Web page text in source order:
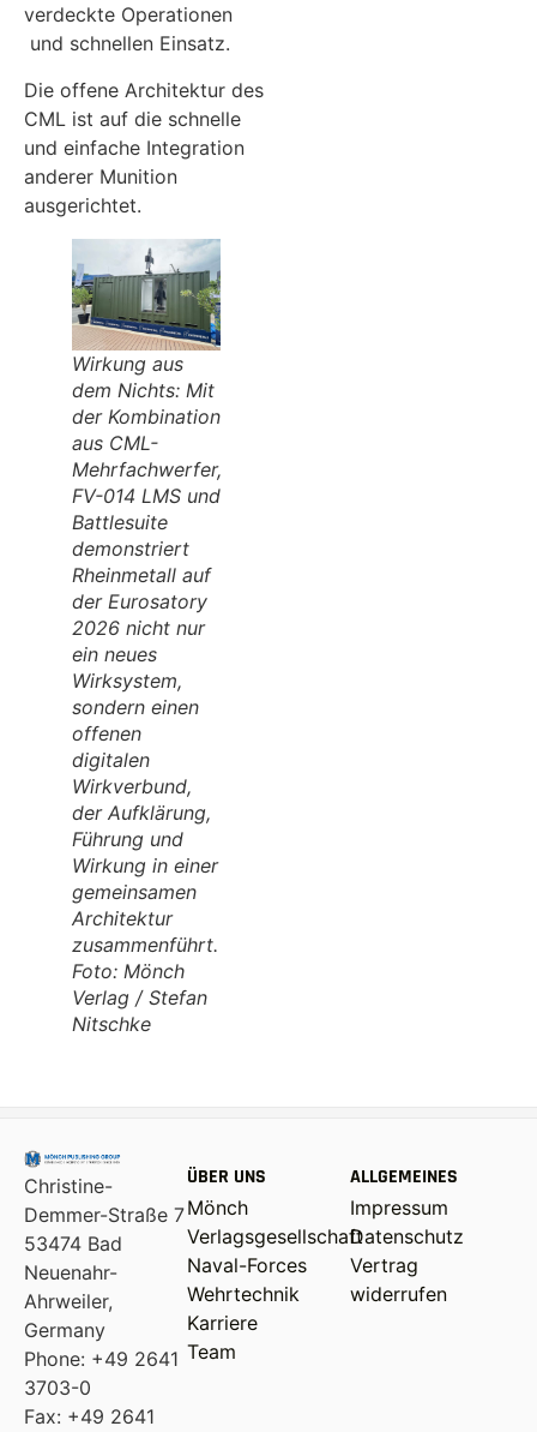
verdeckte Operationen
und schnellen Einsatz.
Die offene Architektur des
CML ist auf die schnelle
und einfache Integration
anderer Munition
ausgerichtet.
Wirkung aus
dem Nichts: Mit
der Kombination
aus CML-
Mehrfachwerfer,
FV-014 LMS und
Battlesuite
demonstriert
Rheinmetall auf
der Eurosatory
2026 nicht nur
ein neues
Wirksystem,
sondern einen
offenen
digitalen
Wirkverbund,
der Aufklärung,
Führung und
Wirkung in einer
gemeinsamen
Architektur
zusammenführt.
Foto: Mönch
Verlag / Stefan
Nitschke
Christine-
Demmer-Straße 7
53474 Bad
Neuenahr-
Ahrweiler,
Germany
Phone: +49 2641
3703-0
Fax: +49 2641
ÜBER UNS
Mönch
Verlagsgesellschaft
Naval-Forces
Wehrtechnik
Karriere
Team
ALLGEMEINES
Impressum
Datenschutz
Vertrag
widerrufen